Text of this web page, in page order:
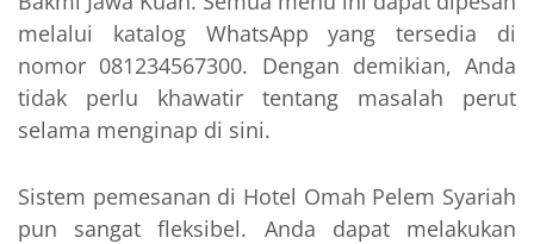
melalui katalog WhatsApp yang tersedia di
nomor 081234567300. Dengan demikian, Anda
tidak perlu khawatir tentang masalah perut
selama menginap di sini.
Sistem pemesanan di Hotel Omah Pelem Syariah
pun sangat fleksibel. Anda dapat melakukan